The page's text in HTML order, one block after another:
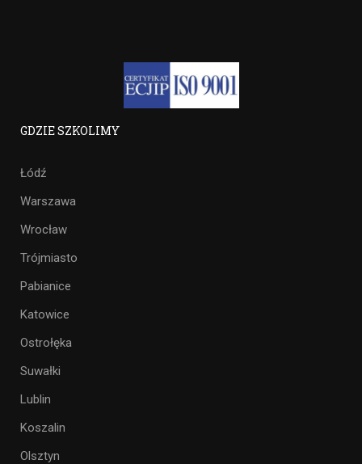
GDZIE SZKOLIMY
Łódź
Warszawa
Wrocław
Trójmiasto
Pabianice
Katowice
Ostrołęka
Suwałki
Lublin
Koszalin
Olsztyn